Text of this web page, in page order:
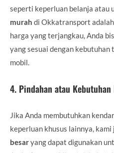
seperti keperluan belanja atau
murah di Okkatransport
harga yang terjangkau, Anda
yang sesuai dengan
mobil.
4. Pindahan atau Kebutuhan
Jika Anda membutuhkan
keperluan khusus lainnya,
besaryang dapat digunakan